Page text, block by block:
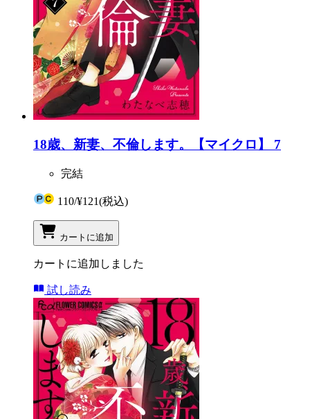
18歳、新妻、不倫します。【マイクロ】 7
完結
110/¥121(税込)
カートに追加
カートに追加しました
試し読み